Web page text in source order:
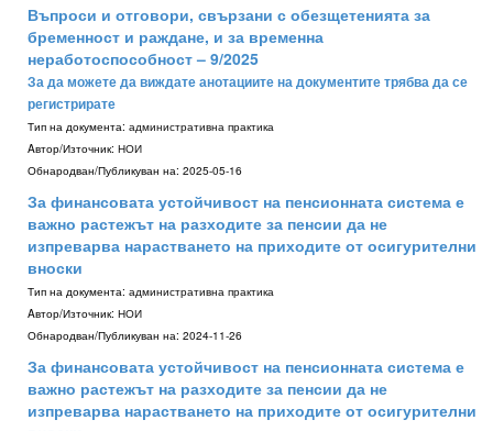
Въпроси и отговори, свързани с обезщетенията за
бременност и раждане, и за временна
неработоспособност – 9/2025
За да можете да виждате анотациите на документите трябва да се
регистрирате
Тип на документа: административна практика
Aвтор/Източник: НОИ
Обнародван/Публикуван на: 2025-05-16
За финансовата устойчивост на пенсионната система е
важно растежът на разходите за пенсии да не
изпреварва нарастването на приходите от осигурителни
вноски
Тип на документа: административна практика
Aвтор/Източник: НОИ
Обнародван/Публикуван на: 2024-11-26
За финансовата устойчивост на пенсионната система е
важно растежът на разходите за пенсии да не
изпреварва нарастването на приходите от осигурителни